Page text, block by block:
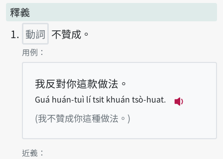
釋義
動詞 不贊成。
第1項釋義的
用例：
我反對你這款做法。
Guá huán-tuì lí tsit khuán tsò-huat.
(我不贊成你這種做法。)
第1項釋義的
近義：